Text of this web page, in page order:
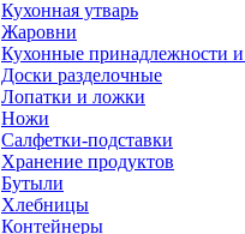
Кухонная утварь
Жаровни
Кухонные принадлежности и
Доски разделочные
Лопатки и ложки
Ножи
Салфетки-подставки
Хранение продуктов
Бутыли
Хлебницы
Контейнеры